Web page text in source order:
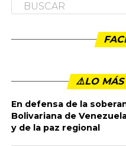
INTERNACIONALES
Palabras del
Argentina,
G20.
Publicado 6 años ago
By admin